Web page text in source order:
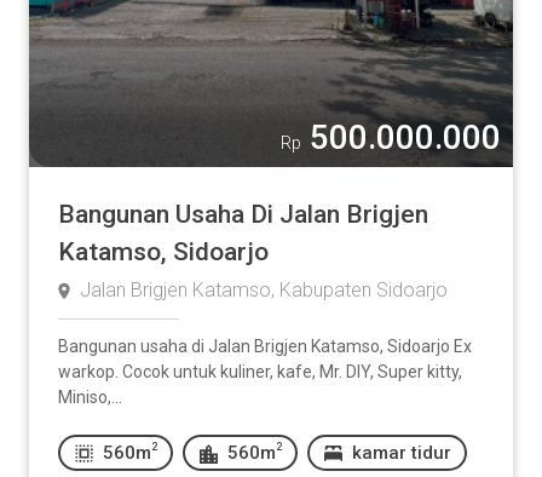
Rp 500.000.000
Bangunan Usaha Di Jalan Brigjen
Katamso, Sidoarjo
Jalan Brigjen Katamso, Kabupaten Sidoarjo
Bangunan usaha di Jalan Brigjen Katamso, Sidoarjo Ex
warkop. Cocok untuk kuliner, kafe, Mr. DIY, Super kitty,
Miniso,...
560m 2 560m 2 kamar tidur